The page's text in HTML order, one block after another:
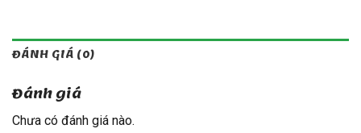
ĐÁNH GIÁ (0)
Đánh giá
Chưa có đánh giá nào.